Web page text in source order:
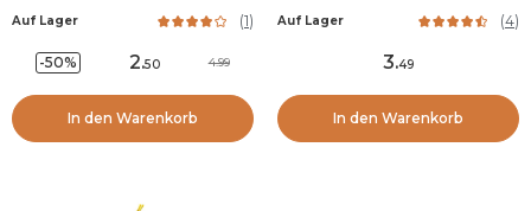
Auf Lager (1)
-50% 2.50 4.99
In den Warenkorb
Auf Lager (4)
3.49
In den Warenkorb